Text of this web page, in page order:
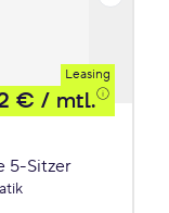
Leasing
€ / mtl.
5-Sitzer